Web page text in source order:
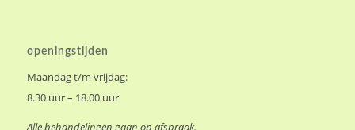
openingstijden
Maandag t/m vrijdag:
8.30 uur – 18.00 uur
Alle behandelingen gaan op afspraak.